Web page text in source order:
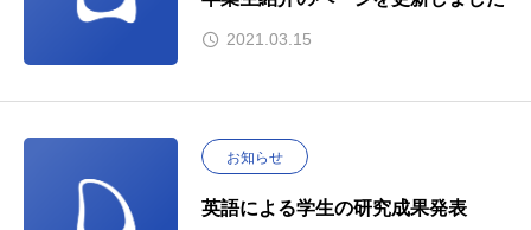
2021.03.15
お知らせ
英語による学生の研究成果発表